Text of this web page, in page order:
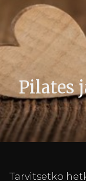
Pilates
Tarvitsetko